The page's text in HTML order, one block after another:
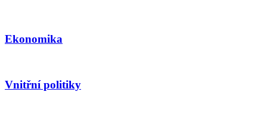
Ekonomika
Vnitřní politiky